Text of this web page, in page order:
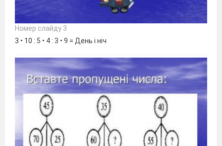
Номер слайду 3
3 • 10 : 5 • 4 : 3 • 9 = День і ніч